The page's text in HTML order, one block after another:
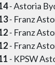
- Astoria
- Franz
- Franz
- Franz
- KPSW